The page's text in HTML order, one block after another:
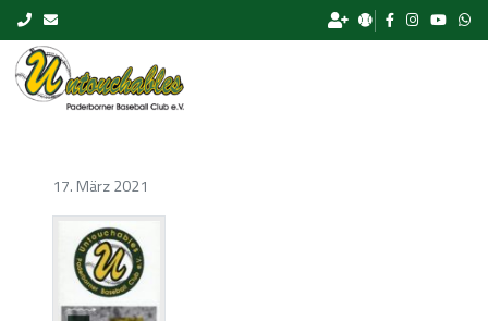
Skip to content
17. März 2021